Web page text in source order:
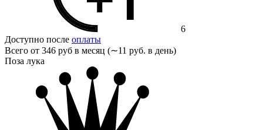
6
Доступно после оплаты
Всего от 346 руб в месяц (∼11 руб. в день)
Поза лука